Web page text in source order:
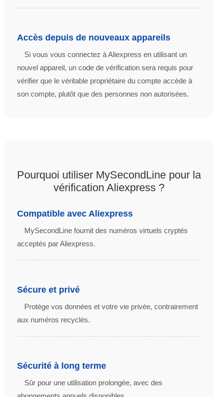
Accès depuis de nouveaux appareils
Si vous vous connectez à Aliexpress en utilisant un
nouvel appareil, un code de vérification sera requis pour
vérifier que le véritable propriétaire du compte accède à
son compte, plutôt que des personnes non autorisées.
Pourquoi utiliser MySecondLine pour la
vérification Aliexpress ?
Compatible avec Aliexpress
MySecondLine fournit des numéros virtuels cryptés
acceptés par Aliexpress.
Sécure et privé
Protège vos données et votre vie privée, contrairement
aux numéros recyclés.
Sécurité à long terme
Sûr pour une utilisation prolongée, avec des